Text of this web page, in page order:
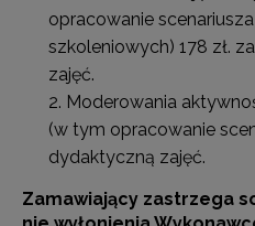
opracowanie
szkoleniowych) 178 zł.
zajęć.
Moderowania
(w tym opracowanie
dydaktyczną zajęć.
Zamawiający zastrzega